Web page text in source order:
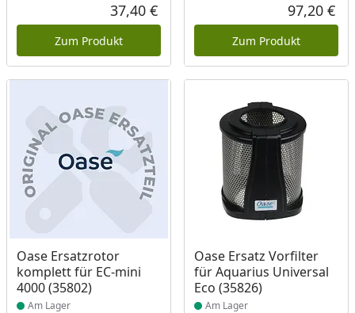
Aktueller Preis
37,40 €
Zum Produkt
97,20 €
Zum Produkt
Oase Ersatzrotor
komplett für EC-mini
4000 (35802)
Produkt am Lager
Am Lager
Oase Ersatz Vorfilter
für Aquarius Universal
Eco (35826)
Produkt am Lager
Am Lager